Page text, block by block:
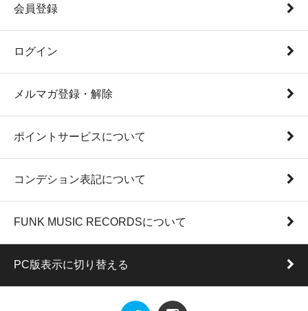
会員登録
ログイン
メルマガ登録・解除
ポイントサービスについて
コンデション表記について
FUNK MUSIC RECORDSについて
PC版表示に切り替える